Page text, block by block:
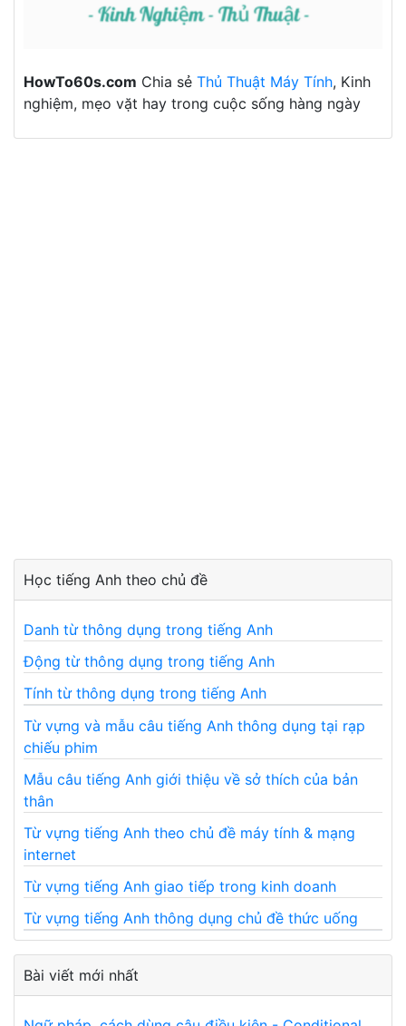
HowTo60s.com Chia sẻ Thủ Thuật Máy Tính, Kinh
nghiệm, mẹo vặt hay trong cuộc sống hàng ngày
Học tiếng Anh theo chủ đề
Danh từ thông dụng trong tiếng Anh
Động từ thông dụng trong tiếng Anh
Tính từ thông dụng trong tiếng Anh
Từ vựng và mẫu câu tiếng Anh thông dụng tại rạp
chiếu phim
Mẫu câu tiếng Anh giới thiệu về sở thích của bản
thân
Từ vựng tiếng Anh theo chủ đề máy tính & mạng
internet
Từ vựng tiếng Anh giao tiếp trong kinh doanh
Từ vựng tiếng Anh thông dụng chủ đề thức uống
Bài viết mới nhất